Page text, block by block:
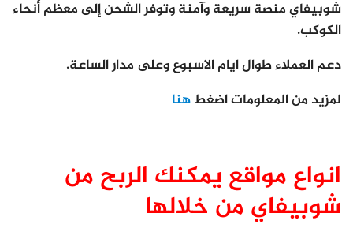
شوبيفاي منصة سريعة وآمنة وتوفر الشحن إلى معظم أنحاء
الكوكب.
دعم العملاء طوال ايام الاسبوع وعلى مدار الساعة.
لمزيد من المعلومات اضغط هنا
انواع مواقع يمكنك الربح من
شوبيفاي من خلالها